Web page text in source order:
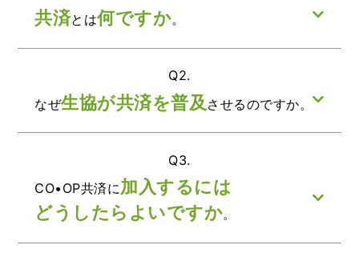
共済とは何ですか。
Q2.
なぜ生協が共済を普及 させるのですか。
Q3.
CO•OP共済に加入するには
どうしたらよいですか。